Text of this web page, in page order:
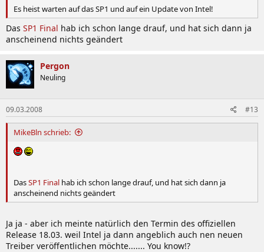
Es heist warten auf das SP1 und auf ein Update von Intel!
Das SP1 Final hab ich schon lange drauf, und hat sich dann ja
anscheinend nichts geändert
Pergon
Neuling
09.03.2008 #13
MikeBln schrieb:
DasSP1 Final hab ich schon lange drauf, und hat sich dann ja
anscheinend nichts geändert
Ja ja - aber ich meinte natürlich den Termin des offiziellen
Release 18.03. weil Intel ja dann angeblich auch nen neuen
Treiber veröffentlichen möchte....... You know!?